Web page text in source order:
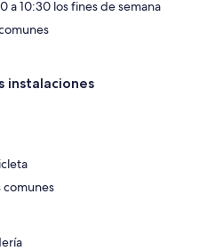
a 10:30 los fines de semana
instalaciones
comunes